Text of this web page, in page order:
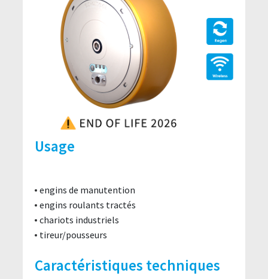
Usage
engins de manutention
engins roulants tractés
chariots industriels
tireur/pousseurs
Caractéristiques techniques